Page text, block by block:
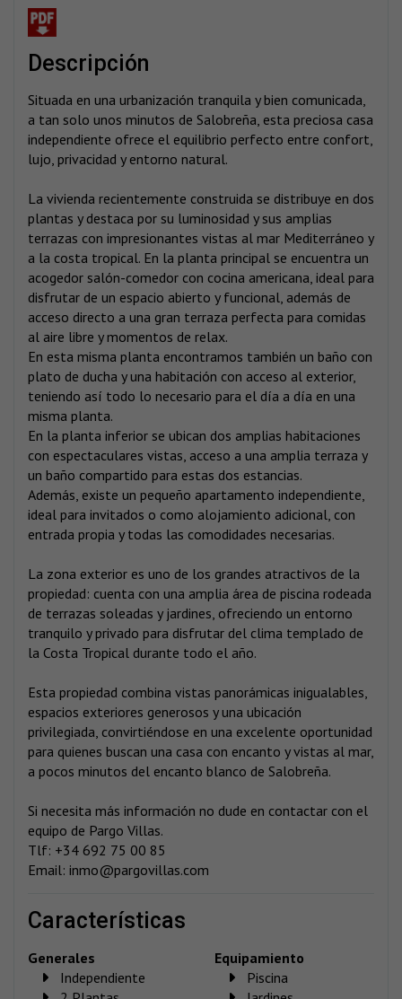
descripción
Situada en una urbanización tranquila y bien comunicada,
a tan solo unos minutos de Salobreña, esta preciosa casa
independiente ofrece el equilibrio perfecto entre confort,
lujo, privacidad y entorno natural.
La vivienda recientemente construida se distribuye en dos
plantas y destaca por su luminosidad y sus amplias
terrazas con impresionantes vistas al mar Mediterráneo y
a la costa tropical. En la planta principal se encuentra un
acogedor salón-comedor con cocina americana, ideal para
disfrutar de un espacio abierto y funcional, además de
acceso directo a una gran terraza perfecta para comidas
al aire libre y momentos de relax.
En esta misma planta encontramos también un baño con
plato de ducha y una habitación con acceso al exterior,
teniendo así todo lo necesario para el día a día en una
misma planta.
En la planta inferior se ubican dos amplias habitaciones
con espectaculares vistas, acceso a una amplia terraza y
un baño compartido para estas dos estancias.
Además, existe un pequeño apartamento independiente,
ideal para invitados o como alojamiento adicional, con
entrada propia y todas las comodidades necesarias.
La zona exterior es uno de los grandes atractivos de la
propiedad: cuenta con una amplia área de piscina rodeada
de terrazas soleadas y jardines, ofreciendo un entorno
tranquilo y privado para disfrutar del clima templado de
la Costa Tropical durante todo el año.
Esta propiedad combina vistas panorámicas inigualables,
espacios exteriores generosos y una ubicación
privilegiada, convirtiéndose en una excelente oportunidad
para quienes buscan una casa con encanto y vistas al mar,
a pocos minutos del encanto blanco de Salobreña.
Si necesita más información no dude en contactar con el
equipo de Pargo Villas.
Tlf: +34 692 75 00 85
Email: inmo@pargovillas.com
características
Generales
Independiente
Equipamiento
Piscina